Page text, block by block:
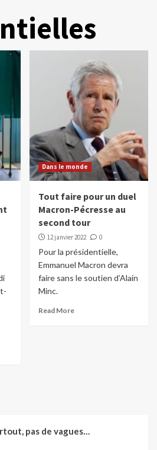
Dans le monde
Tout faire pour un duel
Macron-Pécresse au
second tour
12 janvier 2022 0
Pour la présidentielle,
Emmanuel Macron devra
faire sans le soutien d’Alain
Minc.
Read More
pas de vagues…